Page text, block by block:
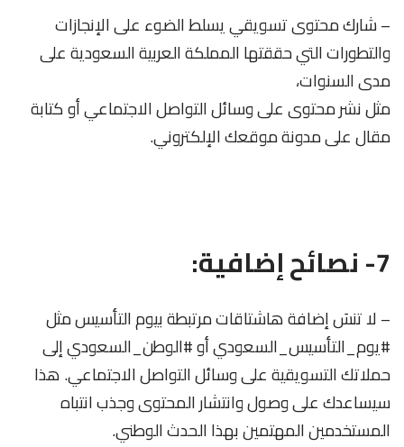
– شارك محتوى تسويقي يسلط الضوء على الإنجازات
والتطورات التي حققتها المملكة العربية السعودية على
مدى السنوات،
مثل نشر محتوى على وسائل التواصل الاجتماعي أو كتابة
مقال على مدونة موقعك الإلكتروني.
7- نصائح إضافية:
– لا تنسَ إضافة هاشتاقات مرتبطة بيوم التأسيس مثل
#يوم_التأسيس_السعودي أو #الوطن_السعودي إلى
حملاتك التسويقية على وسائل التواصل الاجتماعي. هذا
سيساعدك على وصول وانتشار المحتوى وجذب انتباه
المستخدمين المهتمين بهذا الحدث الوطني.